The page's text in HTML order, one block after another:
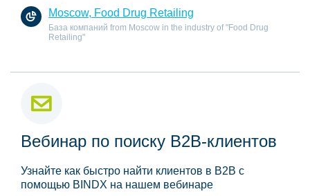
Moscow, Food Drug Retailing
База компаний from Moscow in the industry of "Food Drug
Retailing"
Вебинар по поиску B2B-клиентов
Узнайте как быстро найти клиентов в B2B с
помощью BINDX на нашем вебинаре